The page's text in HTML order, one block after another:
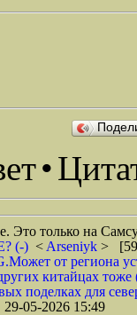
•
Это только на
(-) < Arseniyk >
от региона
китайцах тоже
поделках для
05-2026 15:49